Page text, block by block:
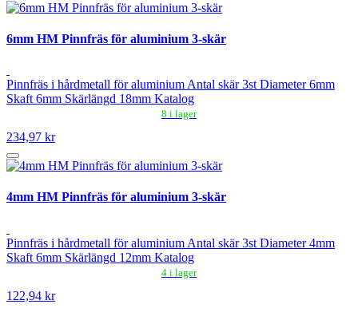
6mm HM Pinnfräs för aluminium 3-skär
Pinnfräs i hårdmetall för aluminium Antal skär 3st Diameter 6mm
Skaft 6mm Skärlängd 18mm Katalog
8 i lager
234,97 kr
4mm HM Pinnfräs för aluminium 3-skär
Pinnfräs i hårdmetall för aluminium Antal skär 3st Diameter 4mm
Skaft 6mm Skärlängd 12mm Katalog
4 i lager
122,94 kr